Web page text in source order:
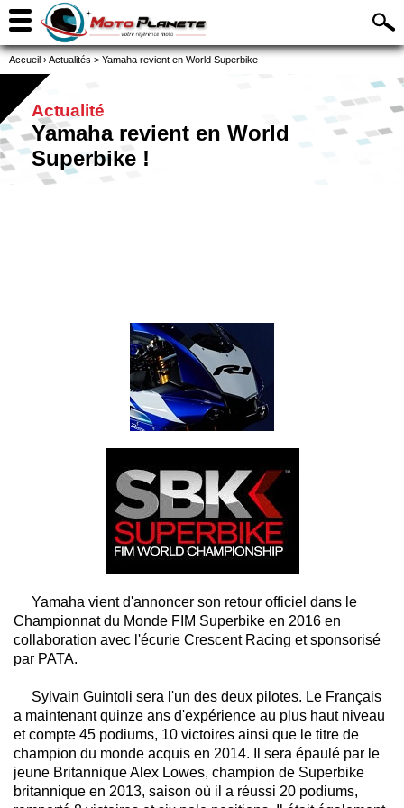
Accueil ›Actualités > Yamaha revient en World Superbike !
Actualité
Yamaha revient en World
Superbike !
Yamaha vient d'annoncer son retour officiel dans le
Championnat du Monde FIM Superbike en 2016 en
collaboration avec l'écurie Crescent Racing et sponsorisé
par PATA.
Sylvain Guintoli sera l'un des deux pilotes. Le Français
a maintenant quinze ans d'expérience au plus haut niveau
et compte 45 podiums, 10 victoires ainsi que le titre de
champion du monde acquis en 2014. Il sera épaulé par le
jeune Britannique Alex Lowes, champion de Superbike
britannique en 2013, saison où il a réussi 20 podiums,